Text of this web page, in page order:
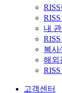
내
복사
해외
고객센터